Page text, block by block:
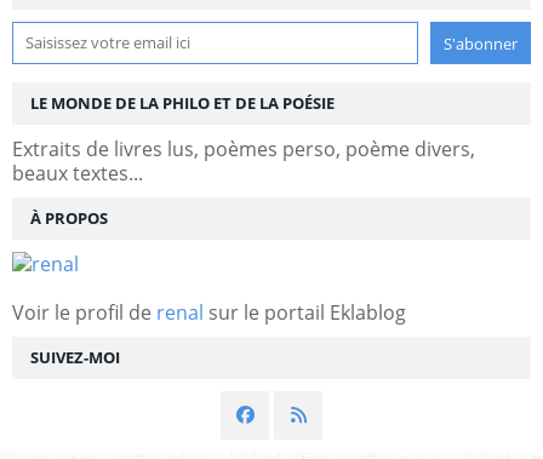
SUIVEZ-MOI
LE MONDE DE LA PHILO ET DE LA POÉSIE
Extraits de livres lus, poèmes perso, poème divers,
beaux textes...
À PROPOS
Voir le profil de renal sur le portail Eklablog